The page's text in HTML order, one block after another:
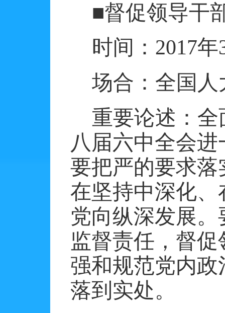
■督促领导干
时间： 2017年
场合：全国
重要论述：
八届六中全会
要把严的要求
在坚持中深化
党向纵深发展
监督责任，督
强和规范党内
落到实处。